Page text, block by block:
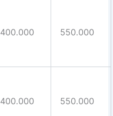
400.000 550.000
400.000 550.000